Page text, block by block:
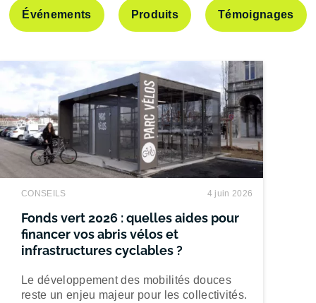
Événements Produits Témoignages
CONSEILS 4 juin 2026
Fonds vert 2026 : quelles aides pour
financer vos abris vélos et
infrastructures cyclables ?
Le développement des mobilités douces
reste un enjeu majeur pour les collectivités.